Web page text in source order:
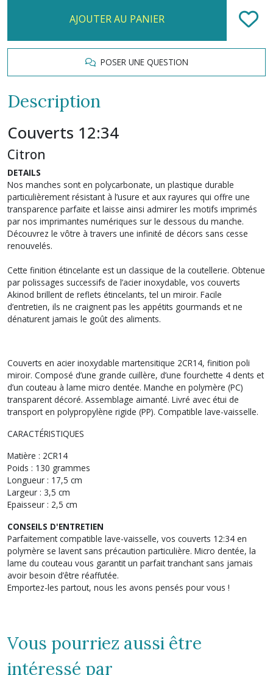
AJOUTER AU PANIER
POSER UNE QUESTION
Description
Couverts 12:34
Citron
DETAILS
Nos manches sont en polycarbonate, un plastique durable
particulièrement résistant à l’usure et aux rayures qui offre une
transparence parfaite et laisse ainsi admirer les motifs imprimés
par nos imprimantes numériques sur le dessous du manche.
Découvrez le vôtre à travers une infinité de décors sans cesse
renouvelés.
Cette finition étincelante est un classique de la coutellerie. Obtenue
par polissages successifs de l’acier inoxydable, vos couverts
Akinod brillent de reflets étincelants, tel un miroir. Facile
d’entretien, ils ne craignent pas les appétits gourmands et ne
dénaturent jamais le goût des aliments.
Couverts en acier inoxydable martensitique 2CR14, finition poli
miroir. Composé d’une grande cuillère, d’une fourchette 4 dents et
d’un couteau à lame micro dentée. Manche en polymère (PC)
transparent décoré. Assemblage aimanté. Livré avec étui de
transport en polypropylène rigide (PP). Compatible lave-vaisselle.
CARACTÉRISTIQUES
Matière : 2CR14
Poids : 130 grammes
Longueur : 17,5 cm
Largeur : 3,5 cm
Epaisseur : 2,5 cm
CONSEILS D'ENTRETIEN
Parfaitement compatible lave-vaisselle, vos couverts 12:34 en
polymère se lavent sans précaution particulière. Micro dentée, la
lame du couteau vous garantit un parfait tranchant sans jamais
avoir besoin d’être réaffutée.
Emportez-les partout, nous les avons pensés pour vous !
Vous pourriez aussi être
intéressé par